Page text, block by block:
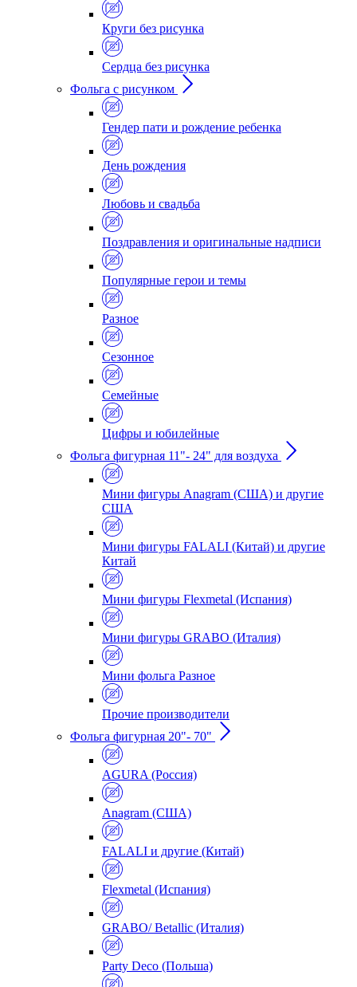
Круги без рисунка
Сердца без рисунка
Фольга с рисунком
Гендер пати и рождение ребенка
День рождения
Любовь и свадьба
Поздравления и оригинальные надписи
Популярные герои и темы
Разное
Сезонное
Семейные
Цифры и юбилейные
Фольга фигурная 11"- 24" для воздуха
Мини фигуры Anagram (США) и другие
США
Мини фигуры FALALI (Китай) и другие
Китай
Мини фигуры Flexmetal (Испания)
Мини фигуры GRABO (Италия)
Мини фольга Разное
Прочие производители
Фольга фигурная 20"- 70"
AGURA (Россия)
Anagram (США)
FALALI и другие (Китай)
Flexmetal (Испания)
GRABO/ Betallic (Италия)
Party Deco (Польша)